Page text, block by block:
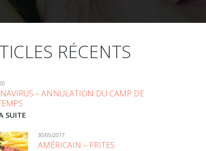
RÉCENTS
– ANNULATION DU CAMP DE
SUITE
30/05/2017
AMÉRICAIN – FRITES